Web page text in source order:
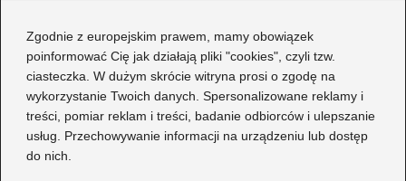
Zgodnie z europejskim prawem, mamy obowiązek
poinformować Cię jak działają pliki "cookies", czyli tzw.
ciasteczka. W dużym skrócie witryna prosi o zgodę na
wykorzystanie Twoich danych. Spersonalizowane reklamy i
treści, pomiar reklam i treści, badanie odbiorców i ulepszanie
usług. Przechowywanie informacji na urządzeniu lub dostęp
do nich.